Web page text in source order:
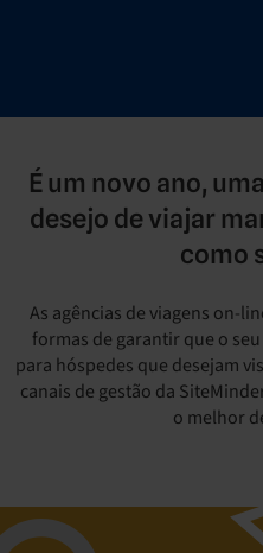
É um novo ano,
desejo de viajar
como
As agências de viagens on-
formas de garantir que o
para hóspedes que desejam
canais de gestão da
o melhor